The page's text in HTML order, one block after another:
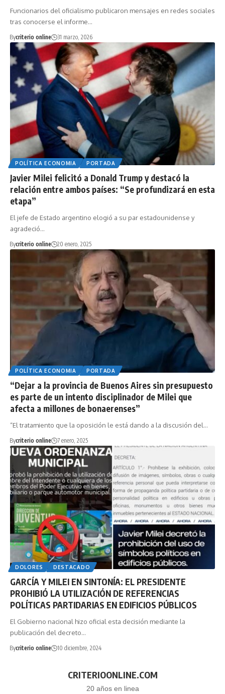
Funcionarios del oficialismo publicaron mensajes en redes sociales
tras conocerse el informe…
Bycriterio online 31 marzo, 2026
POLÍTICA ECONOMIA PORTADA
Javier Milei felicitó a Donald Trump y destacó la
relación entre ambos países: “Se profundizará en esta
etapa”
El jefe de Estado argentino elogió a su par estadounidense y
agradeció…
Bycriterio online 20 enero, 2025
POLÍTICA ECONOMIA PORTADA
“Dejar a la provincia de Buenos Aires sin presupuesto
es parte de un intento disciplinador de Milei que
afecta a millones de bonaerenses”
“El tratamiento que la oposición le está dando a la discusión del…
Bycriterio online 7 enero, 2025
DOLORES DESTACADO
GARCÍA Y MILEI EN SINTONÍA: EL PRESIDENTE
PROHIBIÓ LA UTILIZACIÓN DE REFERENCIAS
POLÍTICAS PARTIDARIAS EN EDIFICIOS PÚBLICOS
El Gobierno nacional hizo oficial esta decisión mediante la
publicación del decreto…
Bycriterio online 10 diciembre, 2024
CRITERIOONLINE.COM
20 años en linea